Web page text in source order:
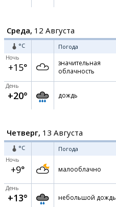
Среда, 12 Августа
°C Погода
Ночь
+15°
значительная
облачность
День
+20° дождь
Четверг, 13 Августа
°C Погода
Ночь
+9° малооблачно
День
+13° небольшой дождь